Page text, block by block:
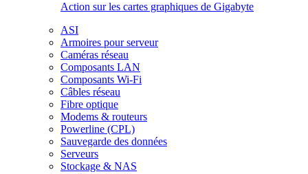
Action sur les cartes graphiques de Gigabyte
ASI
Armoires pour serveur
Caméras réseau
Composants LAN
Composants Wi-Fi
Câbles réseau
Fibre optique
Modems & routeurs
Powerline (CPL)
Sauvegarde des données
Serveurs
Stockage & NAS